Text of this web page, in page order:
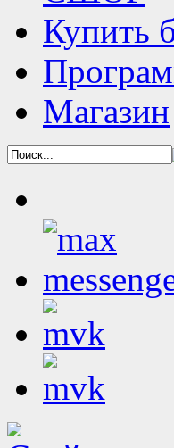
Купить
Магазин